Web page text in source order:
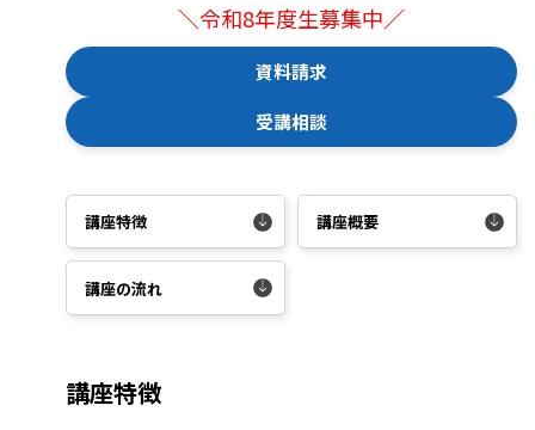
＼令和8年度生募集中／
資料請求
受講相談
講座特徴 講座概要
講座の流れ
講座特徴